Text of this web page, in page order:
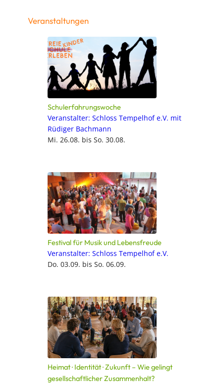
Veranstaltungen
Schulerfahrungswoche
Veranstalter: Schloss Tempelhof e.V. mit
Rüdiger Bachmann
Mi. 26.08. bis So. 30.08.
Festival für Musik und Lebensfreude
Veranstalter: Schloss Tempelhof e.V.
Do. 03.09. bis So. 06.09.
Heimat · Identität · Zukunft – Wie gelingt
gesellschaftlicher Zusammenhalt?